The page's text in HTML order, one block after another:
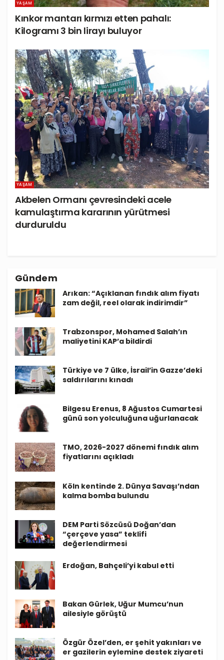
YAŞAM
Kınkor mantarı kırmızı etten pahalı:
Kilogramı 3 bin lirayı buluyor
YAŞAM
Akbelen Ormanı çevresindeki acele
kamulaştırma kararının yürütmesi
durduruldu
Gündem
Arıkan: “Açıklanan fındık alım fiyatı
zam değil, reel olarak indirimdir”
Trabzonspor, Mohamed Salah’ın
maliyetini KAP’a bildirdi
Türkiye ve 7 ülke, İsrail’in Gazze’deki
saldırılarını kınadı
Bilgesu Erenus, 8 Ağustos Cumartesi
günü son yolculuğuna uğurlanacak
TMO, 2026-2027 dönemi fındık alım
fiyatlarını açıkladı
Köln kentinde 2. Dünya Savaşı’ndan
kalma bomba bulundu
DEM Parti Sözcüsü Doğan’dan
“çerçeve yasa” teklifi
değerlendirmesi
Erdoğan, Bahçeli’yi kabul etti
Bakan Gürlek, Uğur Mumcu’nun
ailesiyle görüştü
Özgür Özel’den, er şehit yakınları ve
er gazilerin eylemine destek ziyareti